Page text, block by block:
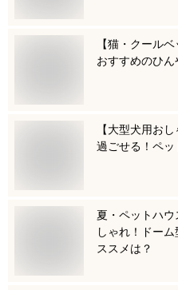
【猫・クール
おすすめのひ
【大型犬用お
過ごせる！ペ
夏・ペットハ
しゃれ！ドー
ススメは？